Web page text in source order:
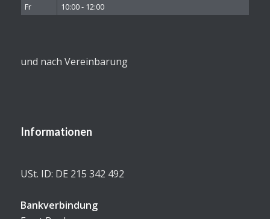
Fr
10:00 - 12:00
und nach Vereinbarung
Informationen
USt. ID: DE 215 342 492
Bankverbindung